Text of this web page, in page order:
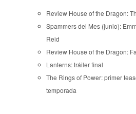
Review House of the Dragon:
Spammers del Mes (junio):
Reid
Review House of the Dragon:
Lanterns: tráiler final
The Rings of Power: primer
temporada